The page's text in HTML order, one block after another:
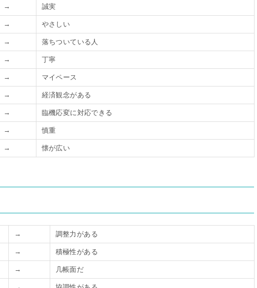
→ 誠実
→ やさしい
→ 落ちついている人
→ 丁寧
→ マイペース
→ 経済観念がある
→ 臨機応変に対応できる
→ 慎重
→ 懐が広い
→ 調整力がある
→ 積極性がある
→ 几帳面だ